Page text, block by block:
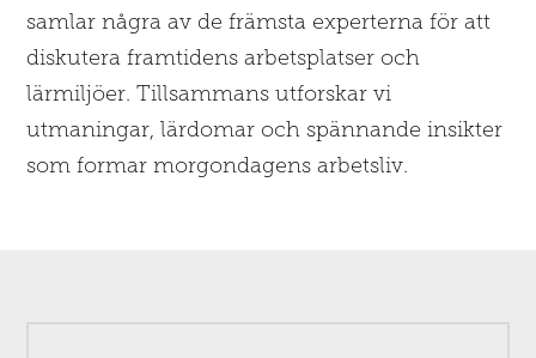
samlar några av de främsta experterna för att
diskutera framtidens arbetsplatser och
lärmiljöer. Tillsammans utforskar vi
utmaningar, lärdomar och spännande insikter
som formar morgondagens arbetsliv.